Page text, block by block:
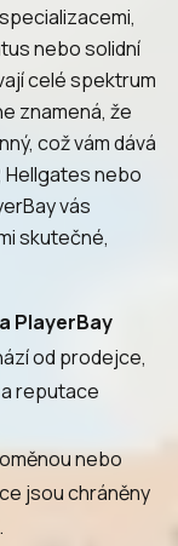
nebo solidní
celé spektrum
znamená, že
což vám dává
Hellgates nebo
vás
skutečné,
PlayerBay
od prodejce,
reputace
nebo
jsou chráněny